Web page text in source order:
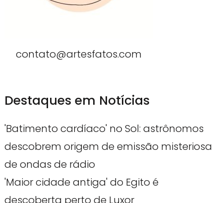
contato@artesfatos.com
Destaques em Notícias
'Batimento cardíaco' no Sol: astrônomos
descobrem origem de emissão misteriosa
de ondas de rádio
'Maior cidade antiga' do Egito é
descoberta perto de Luxor